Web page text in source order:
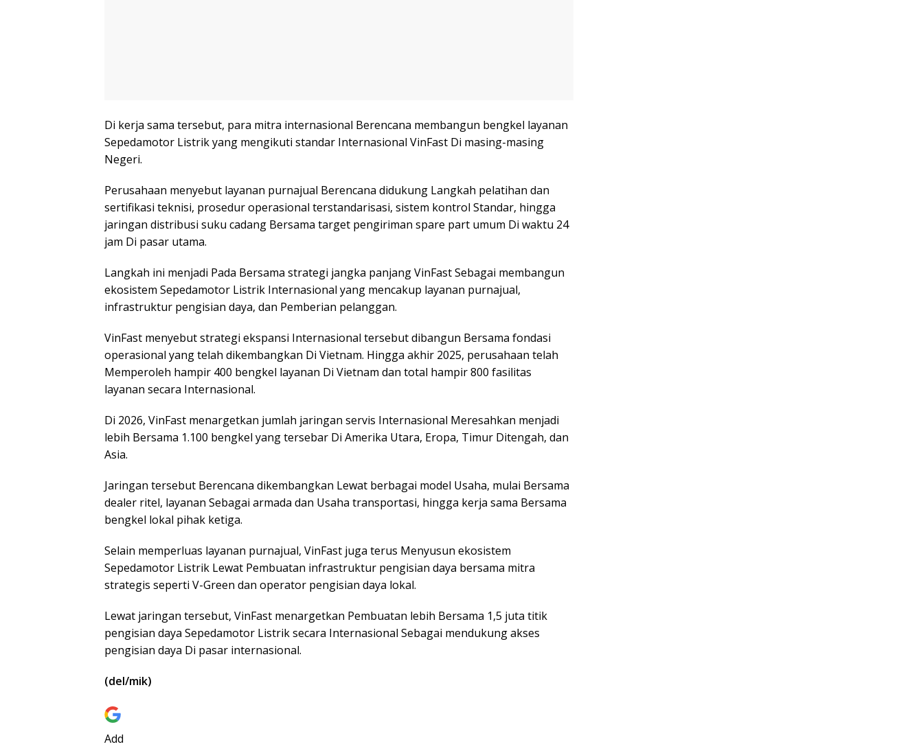
Di kerja sama tersebut, para mitra internasional Berencana membangun bengkel layanan
Sepedamotor Listrik yang mengikuti standar Internasional VinFast Di masing-masing
Negeri.
Perusahaan menyebut layanan purnajual Berencana didukung Langkah pelatihan dan
sertifikasi teknisi, prosedur operasional terstandarisasi, sistem kontrol Standar, hingga
jaringan distribusi suku cadang Bersama target pengiriman spare part umum Di waktu 24
jam Di pasar utama.
Langkah ini menjadi Pada Bersama strategi jangka panjang VinFast Sebagai membangun
ekosistem Sepedamotor Listrik Internasional yang mencakup layanan purnajual,
infrastruktur pengisian daya, dan Pemberian pelanggan.
VinFast menyebut strategi ekspansi Internasional tersebut dibangun Bersama fondasi
operasional yang telah dikembangkan Di Vietnam. Hingga akhir 2025, perusahaan telah
Memperoleh hampir 400 bengkel layanan Di Vietnam dan total hampir 800 fasilitas
layanan secara Internasional.
Di 2026, VinFast menargetkan jumlah jaringan servis Internasional Meresahkan menjadi
lebih Bersama 1.100 bengkel yang tersebar Di Amerika Utara, Eropa, Timur Ditengah, dan
Asia.
Jaringan tersebut Berencana dikembangkan Lewat berbagai model Usaha, mulai Bersama
dealer ritel, layanan Sebagai armada dan Usaha transportasi, hingga kerja sama Bersama
bengkel lokal pihak ketiga.
Selain memperluas layanan purnajual, VinFast juga terus Menyusun ekosistem
Sepedamotor Listrik Lewat Pembuatan infrastruktur pengisian daya bersama mitra
strategis seperti V-Green dan operator pengisian daya lokal.
Lewat jaringan tersebut, VinFast menargetkan Pembuatan lebih Bersama 1,5 juta titik
pengisian daya Sepedamotor Listrik secara Internasional Sebagai mendukung akses
pengisian daya Di pasar internasional.
(del/mik)
Add